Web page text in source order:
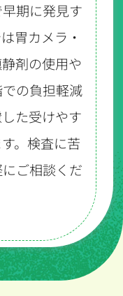
期に発見す
胃カメラ・
剤の使用や
の負担軽減
た受けやす
。検査に苦
ご相談くだ